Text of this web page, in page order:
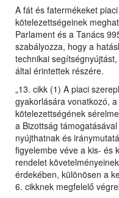
A fát és fatermékeket
kötelezettségeinek
Parlament és a Tanács
szabályozza, hogy a
technikai
által érintettek részére.
„13. cikk (1) A piaci
gyakorlására vonatkozó,
kötelezettségének
a Bizottság
nyújthatnak és
figyelembe véve a kis- és
rendelet
érdekében, különösen a
6. cikknek megfelelő